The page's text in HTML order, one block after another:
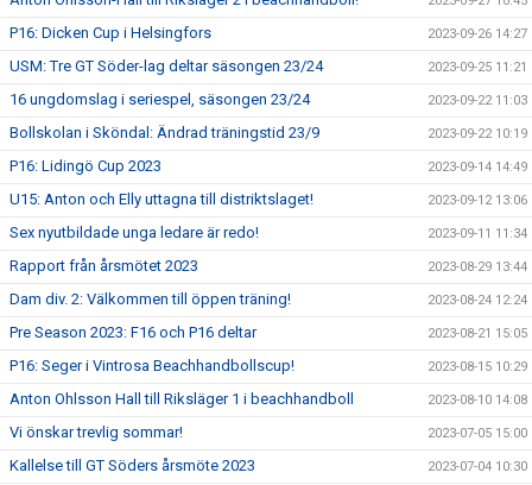
P16: Dicken Cup i Helsingfors 2023-09-26 14:27
USM: Tre GT Söder-lag deltar säsongen 23/24 2023-09-25 11:21
16 ungdomslag i seriespel, säsongen 23/24 2023-09-22 11:03
Bollskolan i Sköndal: Ändrad träningstid 23/9 2023-09-22 10:19
P16: Lidingö Cup 2023 2023-09-14 14:49
U15: Anton och Elly uttagna till distriktslaget! 2023-09-12 13:06
Sex nyutbildade unga ledare är redo! 2023-09-11 11:34
Rapport från årsmötet 2023 2023-08-29 13:44
Dam div. 2: Välkommen till öppen träning! 2023-08-24 12:24
Pre Season 2023: F16 och P16 deltar 2023-08-21 15:05
P16: Seger i Vintrosa Beachhandbollscup! 2023-08-15 10:29
Anton Ohlsson Hall till Riksläger 1 i beachhandboll 2023-08-10 14:08
Vi önskar trevlig sommar! 2023-07-05 15:00
Kallelse till GT Söders årsmöte 2023 2023-07-04 10:30